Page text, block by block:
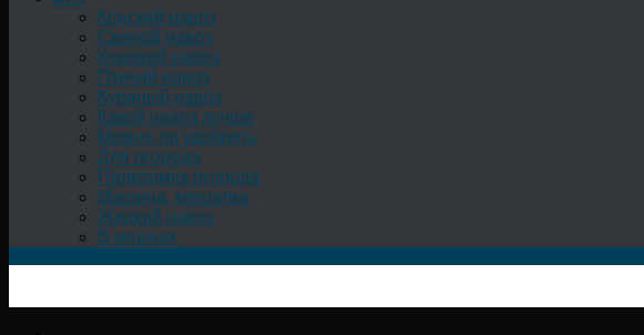
Конский навоз
Свиной навоз
Коровий навоз
Птичий навоз
Куриный навоз
Какой навоз лучше
Можно ли удобрять
Для огорода
Подкормка огорода
Машина, мешалка
Жидкий навоз
В мешках